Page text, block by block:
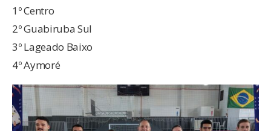
1º Centro
2º Guabiruba Sul
3º Lageado Baixo
4º Aymoré